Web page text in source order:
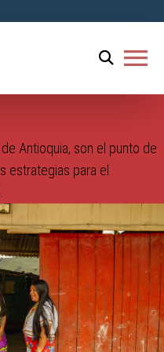
menu
Antioquia, son el punto de
estrategias para el